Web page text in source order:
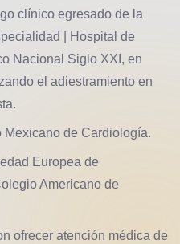
clínico egresado de la
| Hospital de
Nacional Siglo XXI, en
el adiestramiento en
de Cardiología.
Europea de
Americano de
ofrecer atención médica de